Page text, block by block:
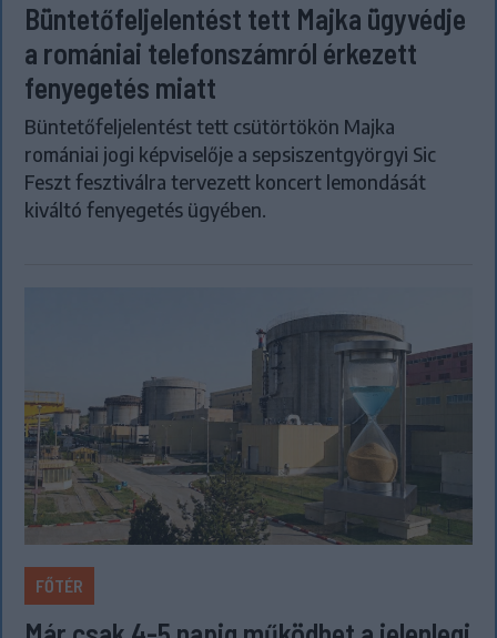
Büntetőfeljelentést tett Majka ügyvédje
a romániai telefonszámról érkezett
fenyegetés miatt
Büntetőfeljelentést tett csütörtökön Majka
romániai jogi képviselője a sepsiszentgyörgyi Sic
Feszt fesztiválra tervezett koncert lemondását
kiváltó fenyegetés ügyében.
FŐTÉR